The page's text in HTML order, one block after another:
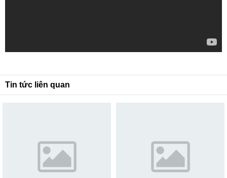
Tin tức liên quan